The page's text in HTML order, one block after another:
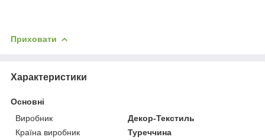
Приховати
Характеристики
Основні
Виробник
Декор-Текстиль
Країна виробник
Туреччина